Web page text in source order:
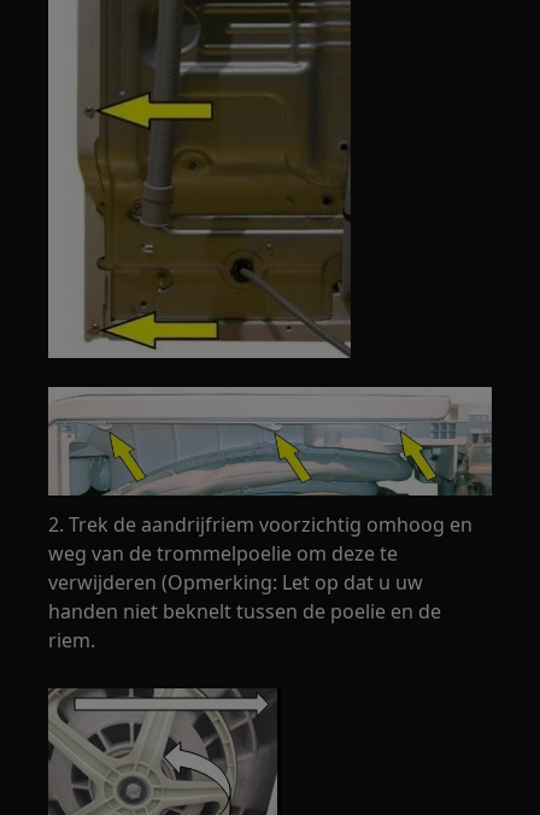
2. Trek de aandrijfriem voorzichtig omhoog en
weg van de trommelpoelie om deze te
verwijderen (Opmerking: Let op dat u uw
handen niet beknelt tussen de poelie en de
riem.